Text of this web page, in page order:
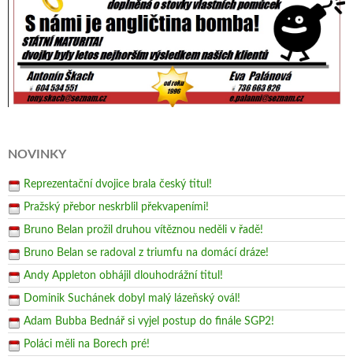
NOVINKY
Reprezentační dvojice brala český titul!
Pražský přebor neskrblil překvapeními!
Bruno Belan prožil druhou vítěznou neděli v řadě!
Bruno Belan se radoval z triumfu na domácí dráze!
Andy Appleton obhájil dlouhodrážní titul!
Dominik Suchánek dobyl malý lázeňský ovál!
Adam Bubba Bednář si vyjel postup do finále SGP2!
Poláci měli na Borech pré!